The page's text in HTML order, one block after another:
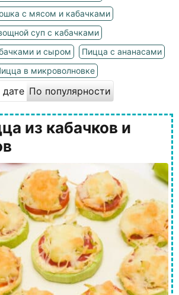
с мясом и кабачками
суп с кабачками
и сыром
Пицца с ананасами
в микроволновке
По популярности
из кабачков и